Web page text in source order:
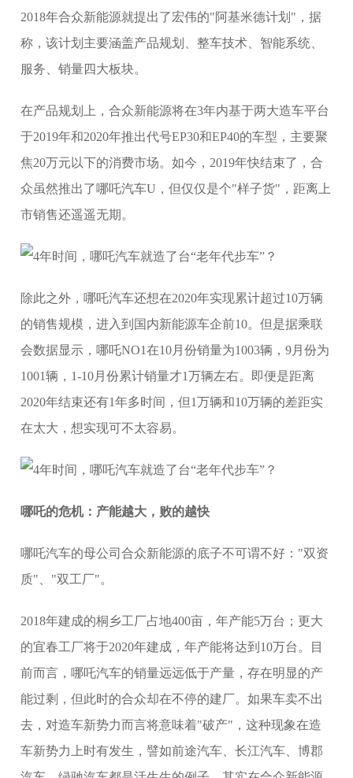
2018年合众新能源就提出了宏伟的"阿基米德计划"，据
称，该计划主要涵盖产品规划、整车技术、智能系统、
服务、销量四大板块。
在产品规划上，合众新能源将在3年内基于两大造车平台
于2019年和2020年推出代号EP30和EP40的车型，主要聚
焦20万元以下的消费市场。如今，2019年快结束了，合
众虽然推出了哪吒汽车U，但仅仅是个"样子货"，距离上
市销售还遥遥无期。
除此之外，哪吒汽车还想在2020年实现累计超过10万辆
的销售规模，进入到国内新能源车企前10。但是据乘联
会数据显示，哪吒NO1在10月份销量为1003辆，9月份为
1001辆，1-10月份累计销量才1万辆左右。即便是距离
2020年结束还有1年多时间，但1万辆和10万辆的差距实
在太大，想实现可不太容易。
哪吒的危机：产能越大，败的越快
哪吒汽车的母公司合众新能源的底子不可谓不好："双资
质"、"双工厂"。
2018年建成的桐乡工厂占地400亩，年产能5万台；更大
的宜春工厂将于2020年建成，年产能将达到10万台。目
前而言，哪吒汽车的销量远远低于产量，存在明显的产
能过剩，但此时的合众却在不停的建厂。如果车卖不出
去，对造车新势力而言将意味着"破产"，这种现象在造
车新势力上时有发生，譬如前途汽车、长江汽车、博郡